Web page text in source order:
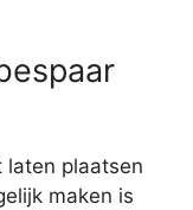
laten plaatsen
maken is